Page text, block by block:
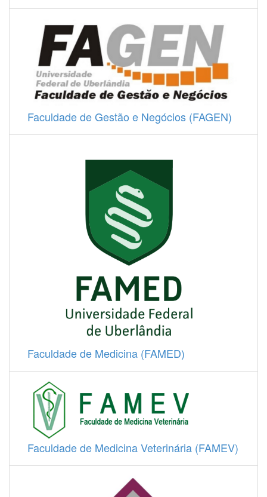
Faculdade de Gestão e Negócios (FAGEN)
Faculdade de Medicina (FAMED)
Faculdade de Medicina Veterinária (FAMEV)